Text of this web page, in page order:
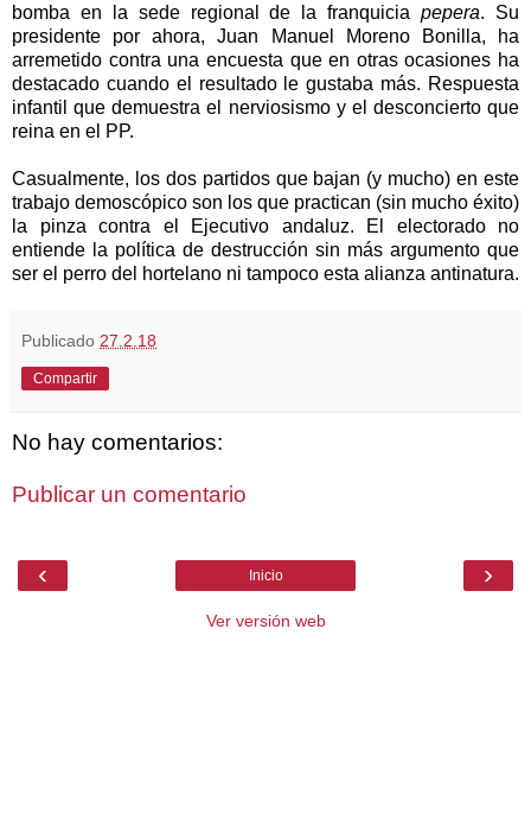
bomba en la sede regional de la franquiciapepera. Su
presidente por ahora, Juan Manuel Moreno Bonilla, ha
arremetido contra una encuesta que en otras ocasiones ha
destacado cuando el resultado le gustaba más. Respuesta
infantil que demuestra el nerviosismo y el desconcierto que
reina en el PP.
Casualmente, los dos partidos que bajan (y mucho) en este
trabajo demoscópico son los que practican (sin mucho éxito)
la pinza contra el Ejecutivo andaluz. El electorado no
entiende la política de destrucción sin más argumento que
ser el perro del hortelano ni tampoco esta alianza antinatura.
Publicado 27.2.18
Compartir
No hay comentarios:
Publicar un comentario
‹ ›
Inicio
Ver versión web